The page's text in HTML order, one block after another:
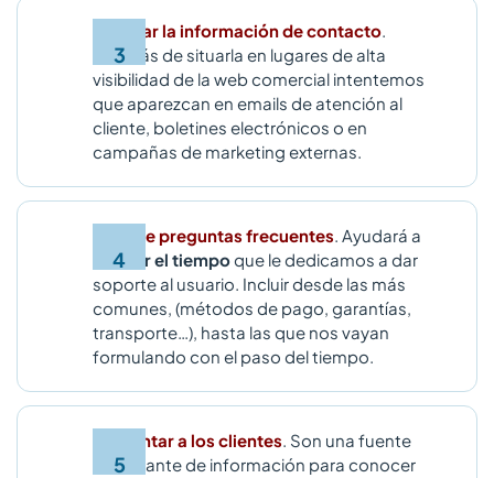
Facilitar la información de contacto.
Además de situarla en lugares de alta
visibilidad de la web comercial intentemos
que aparezcan en emails de atención al
cliente, boletines electrónicos o en
campañas de marketing externas.
Lista de preguntas frecuentes. Ayudará a
reducir el tiempoque le dedicamos a dar
soporte al usuario. Incluir desde las más
comunes, (métodos de pago, garantías,
transporte…), hasta las que nos vayan
formulando con el paso del tiempo.
Preguntar a los clientes. Son una fuente
importante de información para conocer